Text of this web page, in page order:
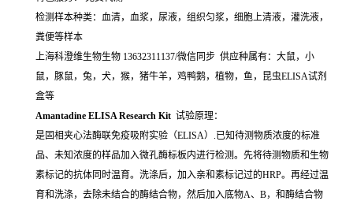
检测样本种类：血清，血浆，尿液，组织匀浆，细胞上清液，灌洗液，
粪便等样本
上海科澄维生物生物 13632311137/微信同步 供应种属有：大鼠，小
鼠，豚鼠，兔，犬，猴，猪牛羊，鸡鸭鹅，植物，鱼，昆虫ELISA试剂
盒等
Amantadine ELISA Research Kit 试验原理：
是固相夹心法酶联免疫吸附实验（ELISA）.已知待测物质浓度的标准
品、未知浓度的样品加入微孔酶标板内进行检测。先将待测物质和生物
素标记的抗体同时温育。洗涤后，加入亲和素标记过的HRP。再经过温
育和洗涤，去除未结合的酶结合物，然后加入底物A、B，和酶结合物